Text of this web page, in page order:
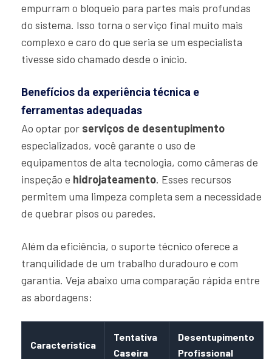
empurram o bloqueio para partes mais profundas
do sistema. Isso torna o serviço final muito mais
complexo e caro do que seria se um especialista
tivesse sido chamado desde o início.
Benefícios da experiência técnica e
ferramentas adequadas
Ao optar por serviços de desentupimento
especializados, você garante o uso de
equipamentos de alta tecnologia, como câmeras de
inspeção e hidrojateamento. Esses recursos
permitem uma limpeza completa sem a necessidade
de quebrar pisos ou paredes.
Além da eficiência, o suporte técnico oferece a
tranquilidade de um trabalho duradouro e com
garantia. Veja abaixo uma comparação rápida entre
as abordagens:
Característica
Tentativa
Caseira
Desentupimento
Profissional